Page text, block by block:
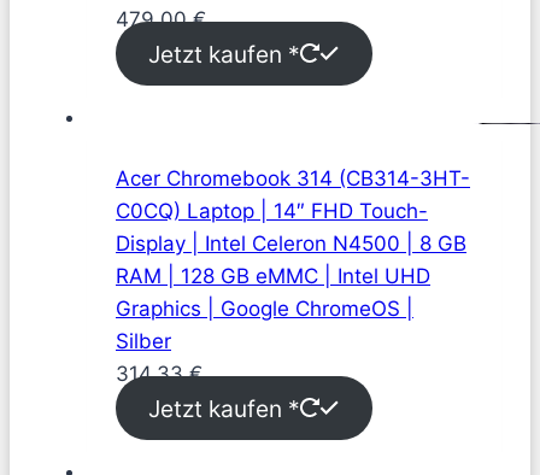
479,00€
Jetzt kaufen *
Acer Chromebook 314 (CB314-3HT-
C0CQ) Laptop | 14″ FHD Touch-
Display | Intel Celeron N4500 | 8 GB
RAM | 128 GB eMMC | Intel UHD
Graphics | Google ChromeOS |
Silber
314,33€
Jetzt kaufen *